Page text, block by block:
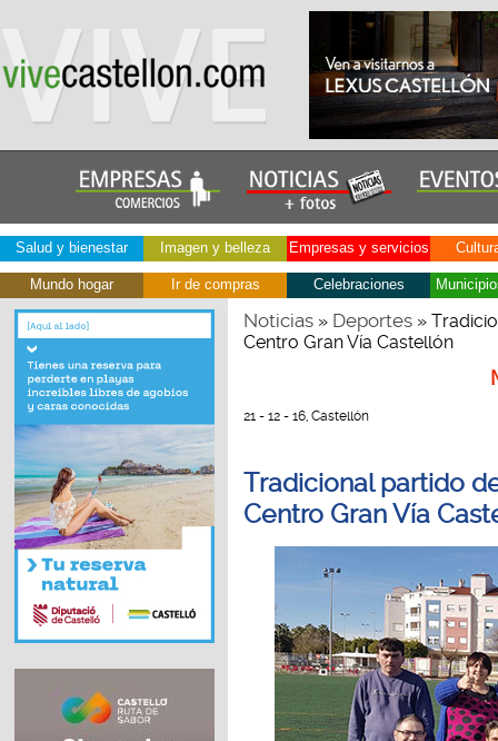
Salud y bienestar Imagen y belleza Empresas y servicios
Mundo hogar Ir de compras Celebraciones
Noticias» Deportes»
Centro Gran Vía Castellón
21 - 12 - 16, Castellón
Tradicional partido
Centro Gran Vía